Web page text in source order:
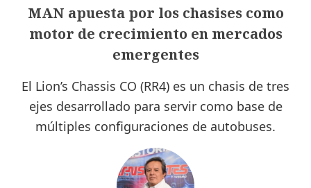
MAN apuesta por los chasises como
motor de crecimiento en mercados
emergentes
El Lion’s Chassis CO (RR4) es un chasis de tres
ejes desarrollado para servir como base de
múltiples configuraciones de autobuses.